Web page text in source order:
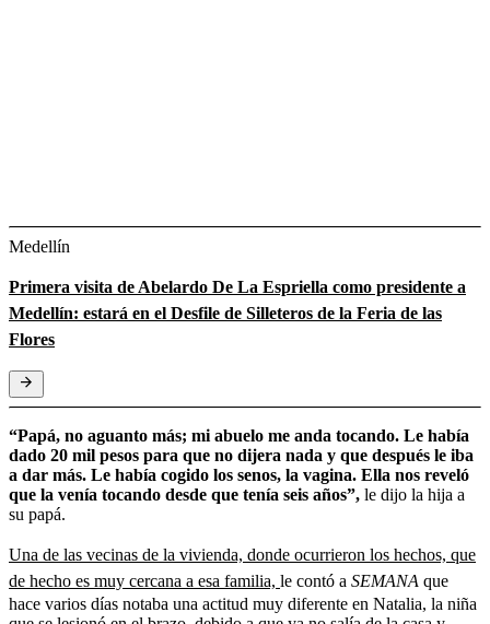
Medellín
Primera visita de Abelardo De La Espriella como presidente a
Medellín: estará en el Desfile de Silleteros de la Feria de las
Flores
“Papá, no aguanto más; mi abuelo me anda tocando. Le había
dado 20 mil pesos para que no dijera nada y que después le iba
a dar más. Le había cogido los senos, la vagina. Ella nos reveló
que la venía tocando desde que tenía seis años”, le dijo la hija a
su papá.
Una de las vecinas de la vivienda, donde ocurrieron los hechos, que
de hecho es muy cercana a esa familia, le contó a SEMANA que
hace varios días notaba una actitud muy diferente en Natalia, la niña